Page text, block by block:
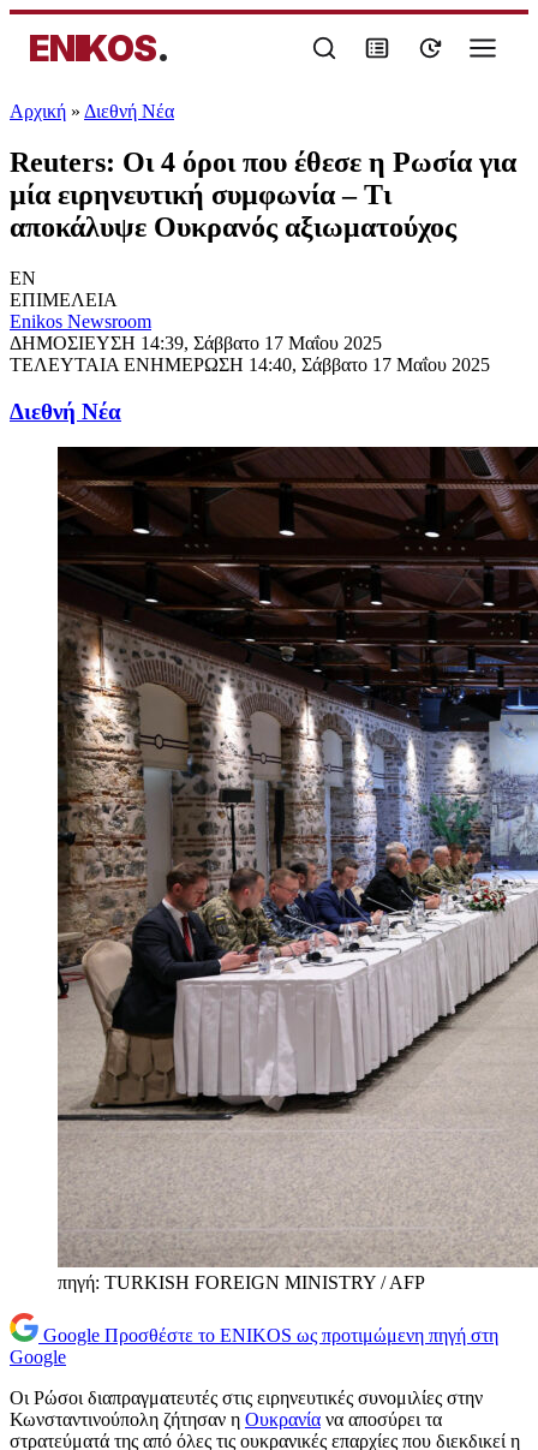
ENIKOS.
Αρχική » Διεθνή Νέα
Reuters: Οι 4 όροι που έθεσε η Ρωσία για
μία ειρηνευτική συμφωνία – Τι
αποκάλυψε Ουκρανός αξιωματούχος
EN
ΕΠΙΜΕΛΕΙΑ
Enikos Newsroom
ΔΗΜΟΣΙΕΥΣΗ 14:39, Σάββατο 17 Μαΐου 2025
ΤΕΛΕΥΤΑΙΑ ΕΝΗΜΕΡΩΣΗ 14:40, Σάββατο 17 Μαΐου 2025
Διεθνή Νέα
πηγή: TURKISH FOREIGN MINISTRY / AFP
Google Προσθέστε το ENIKOS ως προτιμώμενη πηγή στη
Google
Οι Ρώσοι διαπραγματευτές στις ειρηνευτικές συνομιλίες στην
Κωνσταντινούπολη ζήτησαν η Ουκρανία να αποσύρει τα
στρατεύματά της από όλες τις ουκρανικές επαρχίες που διεκδικεί η